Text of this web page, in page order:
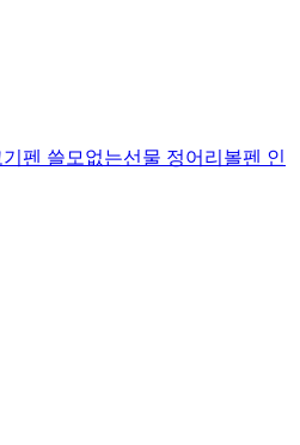
펜 쓸모없는선물 정어리볼펜 인